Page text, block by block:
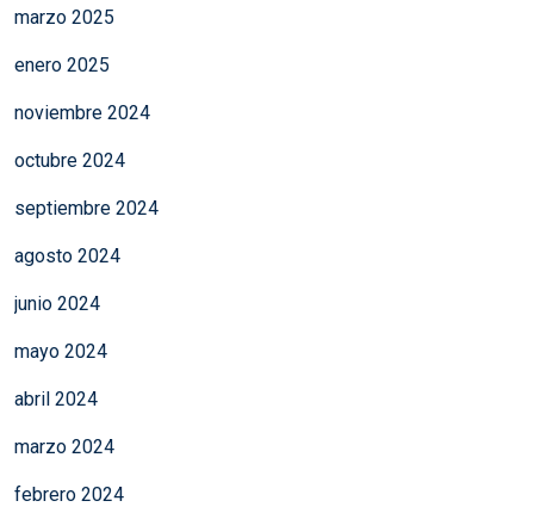
marzo 2025
enero 2025
noviembre 2024
octubre 2024
septiembre 2024
agosto 2024
junio 2024
mayo 2024
abril 2024
marzo 2024
febrero 2024